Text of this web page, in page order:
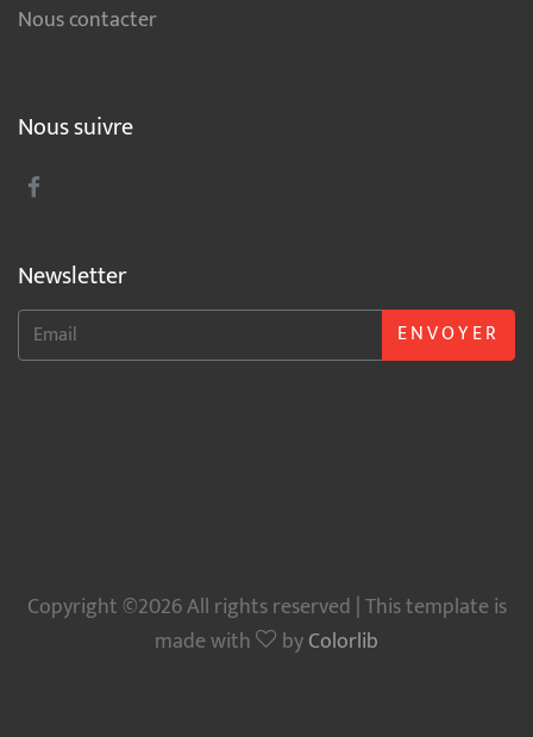
Nous contacter
Nous suivre
Newsletter
ENVOYER
Copyright ©2026 All rights reserved | This template is
made with
byColorlib